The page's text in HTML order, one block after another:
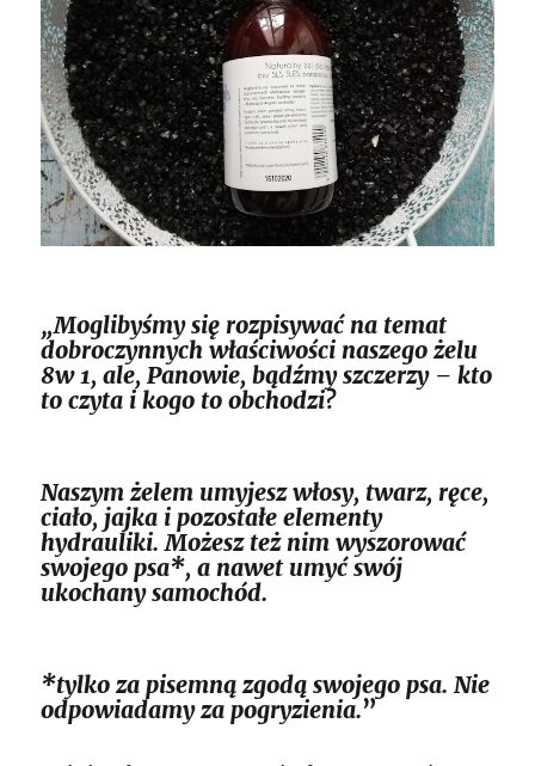
„Moglibyśmy się rozpisywać na temat
dobroczynnych właściwości naszego żelu
8w 1, ale, Panowie, bądźmy szczerzy – kto
to czyta i kogo to obchodzi?
Naszym żelem umyjesz włosy, twarz, ręce,
ciało, jajka i pozostałe elementy
hydrauliki. Możesz też nim wyszorować
swojego psa*, a nawet umyć swój
ukochany samochód.
*tylko za pisemną zgodą swojego psa. Nie
odpowiadamy za pogryzienia.”